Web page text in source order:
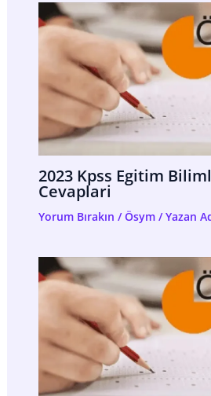
2023 Kpss Egitim
Cevaplari
Yorum Bırakın /Ösym/ Yazan